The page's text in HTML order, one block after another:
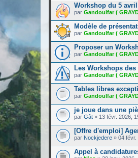
Workshop du 5
par Gandoulfar (
Modèle de
par Gandoulfar (
Proposer un
par Gandoulfar (
Les Workshops des
par Gandoulfar (
Tables libres
par Gandoulfar (
je joue dans une
par Gât » 13 févr. 2026,
[Offre d'emploi]
par Nockjedere » 04 févr.
Appel à